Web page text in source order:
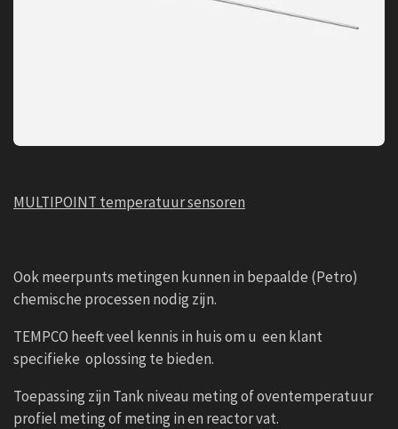
MULTIPOINT temperatuur sensoren
Ook meerpunts metingen kunnen in bepaalde (Petro)
chemische processen nodig zijn.
TEMPCO heeft veel kennis in huis om u een klant
specifieke oplossing te bieden.
Toepassing zijn Tank niveau meting of oventemperatuur
profiel meting of meting in en reactor vat.